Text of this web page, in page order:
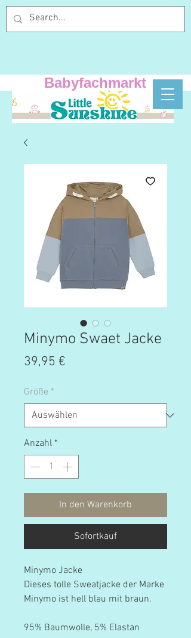
Minymo Swaet Jacke
39,95 €
Größe *
Anzahl *
In den Warenkorb
Sofortkauf
Minymo Jacke
Dieses tolle Sweatjacke der Marke
Minymo ist hell blau mit braun.
95% Baumwolle, 5% Elastan